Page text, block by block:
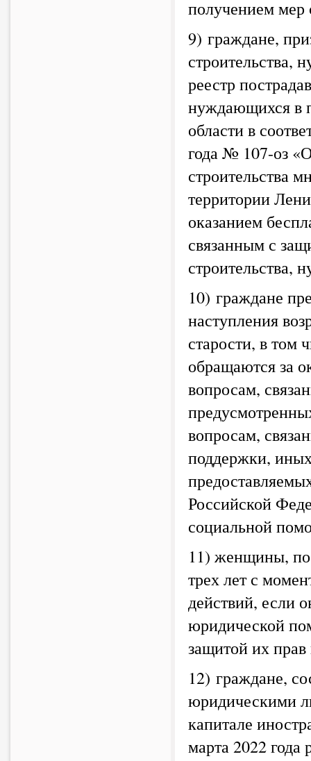
получением мер
9) граждане,
реестр
нуждающихся в
области в
года № 107-оз
строительства
территории
оказанием
связанным с
строительства,
10) граждане
наступления
старости, в том
обращаются за
вопросам,
вопросам,
поддержки,
Российской
социальной
11) женщины,
трех лет с
действий, если
юридической
защитой их
12) граждане,
юридическими
капитале
марта 2022 года